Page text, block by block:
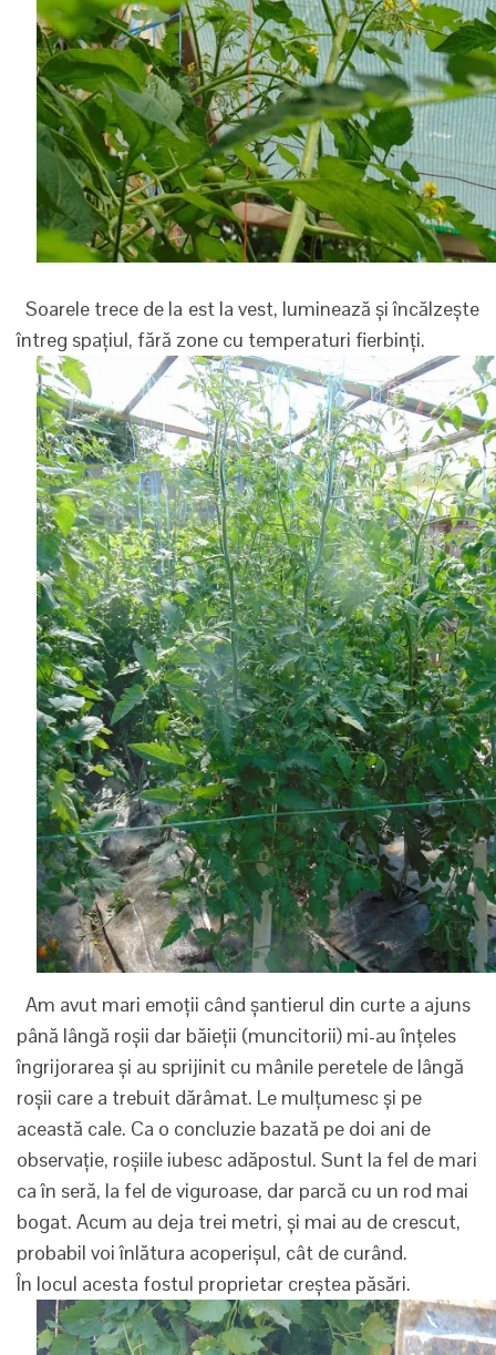
Soarele trece de la est la vest, luminează și încălzește
întreg spațiul, fără zone cu temperaturi fierbinți.
Am avut mari emoții când șantierul din curte a ajuns
până lângă roșii dar băieții (muncitorii) mi-au înțeles
îngrijorarea și au sprijinit cu mânile peretele de lângă
roșii care a trebuit dărâmat. Le mulțumesc și pe
această cale. Ca o concluzie bazată pe doi ani de
observație, roșiile iubesc adăpostul. Sunt la fel de mari
ca în seră, la fel de viguroase, dar parcă cu un rod mai
bogat. Acum au deja trei metri, și mai au de crescut,
probabil voi înlătura acoperișul, cât de curând.
În locul acesta fostul proprietar creștea păsări.